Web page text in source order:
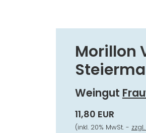
Morillon
Weingut
11,80 EUR
(inkl. 20% MwSt. -